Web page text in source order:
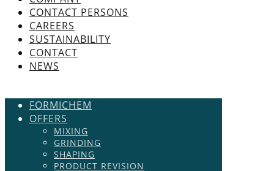
CONTACT PERSONS
CAREERS
SUSTAINABILITY
CONTACT
NEWS
FORMICHEM
OFFERS
MIXING
GRINDING
SHAPING
PRODUCT REVISION